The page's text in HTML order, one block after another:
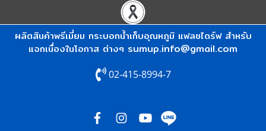
ผลิตสินค้าพรีเมี่ยม กระบอกน้ำเก็บอุณหภูมิ แฟลชไดร์ฟ สำหรับ
แจกเนื่องในโอกาส ต่างๆ sumup.info@gmail.com
02-415-8994-7